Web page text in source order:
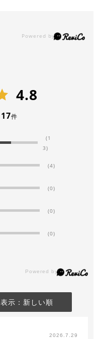
4.8
17件
(1
3)
(4)
(0)
(0)
(0)
表示：新しい順
2026.7.29